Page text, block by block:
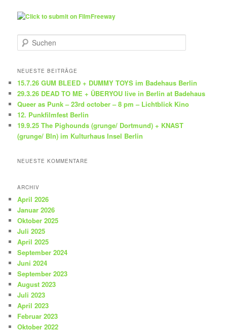
u
h
n
NEUESTE BEITRÄGE
15.7.26 GUM BLEED + DUMMY TOYS im Badehaus Berlin
29.3.26 DEAD TO ME + ÜBERYOU live in Berlin at Badehaus
Queer as Punk – 23rd october – 8 pm – Lichtblick Kino
12. Punkfilmfest Berlin
19.9.25 The Pighounds (grunge/ Dortmund) + KNAST
(grunge/ Bln) im Kulturhaus Insel Berlin
NEUESTE KOMMENTARE
ARCHIV
April 2026
Januar 2026
Oktober 2025
Juli 2025
April 2025
September 2024
Juni 2024
September 2023
August 2023
Juli 2023
April 2023
Februar 2023
Oktober 2022